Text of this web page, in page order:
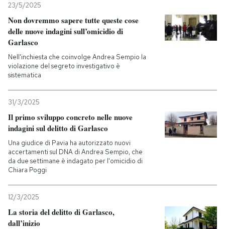
23/5/2025
Non dovremmo sapere tutte queste cose
delle nuove indagini sull’omicidio di
Garlasco
Nell'inchiesta che coinvolge Andrea Sempio la
violazione del segreto investigativo è
sistematica
31/3/2025
Il primo sviluppo concreto nelle nuove
indagini sul delitto di Garlasco
Una giudice di Pavia ha autorizzato nuovi
accertamenti sul DNA di Andrea Sempio, che
da due settimane è indagato per l'omicidio di
Chiara Poggi
12/3/2025
La storia del delitto di Garlasco,
dall’inizio